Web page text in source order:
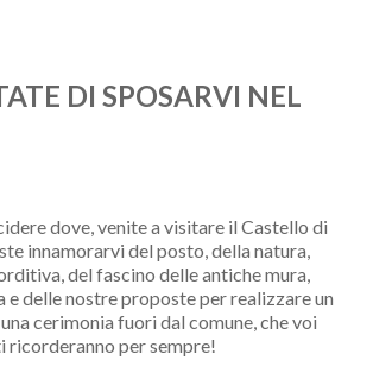
DI SPOSARVI NEL
dove, venite a visitare il Castello di
innamorarvi del posto, della natura,
del fascino delle antiche mura,
e delle nostre proposte per realizzare un
cerimonia fuori dal comune, che voi
ricorderanno per sempre!